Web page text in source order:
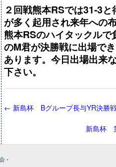
２回戦熊本RSでは31-3
が多く起用され来年への
熊本RSのハイタックル
のM君が決勝戦に出場で
あります。今日出場出来
下さい。
← 新島杯 Bグループ長与YR決勝
新島杯
-